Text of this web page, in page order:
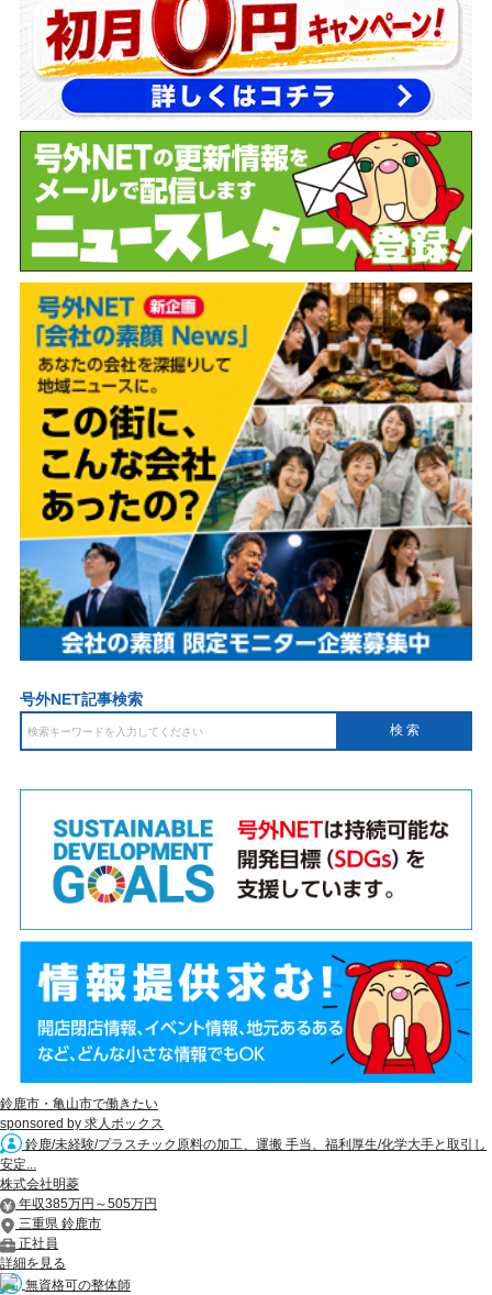
号外NET記事検索
鈴鹿市・亀山市で働きたい
sponsored by 求人ボックス
鈴鹿/未経験/プラスチック原料の加工、運搬 手当、福利厚生/化学大手と取引し
安定...
株式会社明菱
年収385万円～505万円
三重県 鈴鹿市
正社員
詳細を見る
無資格可の整体師